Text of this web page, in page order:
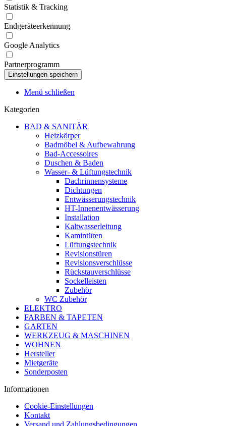
Statistik & Tracking
Endgeräteerkennung
Google Analytics
Partnerprogramm
Menü schließen
Kategorien
BAD & SANITÄR
Heizkörper
Badmöbel & Aufbewahrung
Bad-Accessoires
Duschen & Baden
Wasser- & Lüftungstechnik
Dachrinnensysteme
Dichtungen
Entwässerungstechnik
HT-Innenentwässerung
Installation
Kaltwasserleitung
Kamintüren
Lüftungstechnik
Revisionstüren
Revisionsverschlüsse
Rückstauverschlüsse
Sockelleisten
Zubehör
WC Zubehör
ELEKTRO
FARBEN & TAPETEN
GARTEN
WERKZEUG & MASCHINEN
WOHNEN
Hersteller
Mietgeräte
Sonderposten
Informationen
Cookie-Einstellungen
Kontakt
Versand und Zahlungsbedingungen